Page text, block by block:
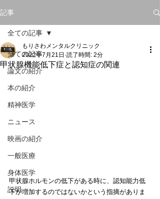
記事
全ての記事
論文の紹介
本の紹介
精神医学
ニュース
映画の紹介
一般医療
身体医学
説明
全ての記事
甲状腺機能低下症と認知症の関連
もりさわメンタルクリニック
2022年7月21日 読了時間: 2分
甲状腺ホルモンの低下がある時に、認知能力低
下が増加するのではないかという指摘がありま